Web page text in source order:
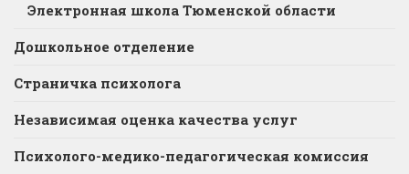
Электронная школа Тюменской области
Дошкольное отделение
Страничка психолога
Независимая оценка качества услуг
Психолого-медико-педагогическая комиссия